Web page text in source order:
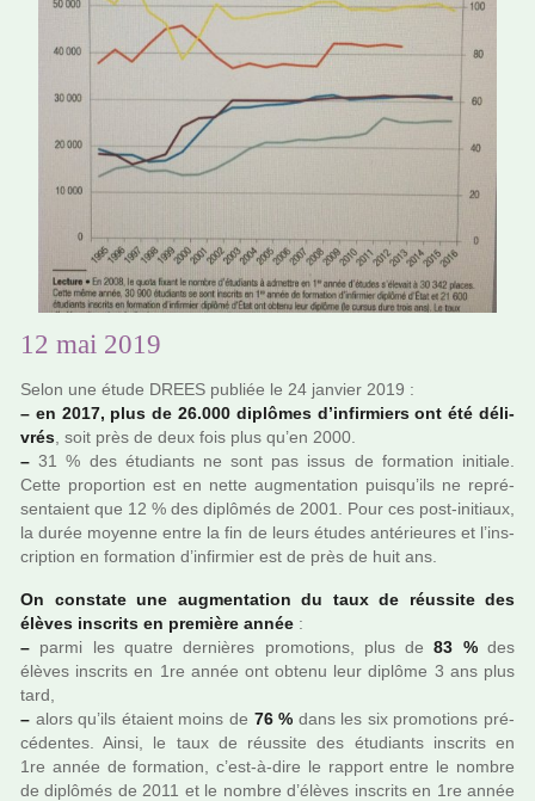
12 mai 2019
Selon une étude DREES publiée le 24 jan­vier 2019 :
– en 2017, plus de 26.000 diplô­mes d’infir­miers ont été déli­
vrés , soit près de deux fois plus qu’en 2000.
– 31 % des étudiants ne sont pas issus de for­ma­tion ini­tiale.
Cette pro­por­tion est en nette aug­men­ta­tion puisqu’ils ne repré­
sen­taient que 12 % des diplô­més de 2001. Pour ces post-ini­tiaux,
la durée moyenne entre la fin de leurs études anté­rieu­res et l’ins­
crip­tion en for­ma­tion d’infir­mier est de près de huit ans.
On cons­tate une aug­men­ta­tion du taux de réus­site des
élèves ins­crits en pre­mière année :
– parmi les quatre der­niè­res pro­mo­tions, plus de83 %des
élèves ins­crits en 1re année ont obtenu leur diplôme 3 ans plus
tard,
– alors qu’ils étaient moins de 76 % dans les six pro­mo­tions pré­
cé­den­tes. Ainsi, le taux de réus­site des étudiants ins­crits en
1re année de for­ma­tion, c’est-à-dire le rap­port entre le nombre
de diplô­més de 2011 et le nombre d’élèves ins­crits en 1re année